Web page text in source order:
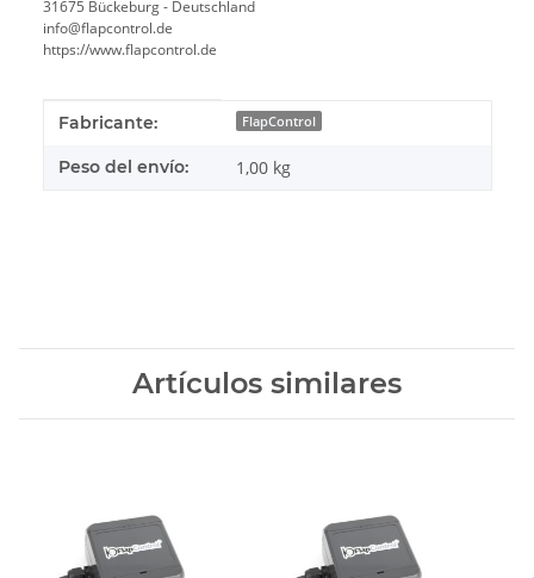
31675 Bückeburg - Deutschland
info@flapcontrol.de
https://www.flapcontrol.de
#productDetails.itemInformation#
#productDetails.itemValue#
Fabricante: FlapControl
Peso del envío: 1,00 kg
Artículos similares